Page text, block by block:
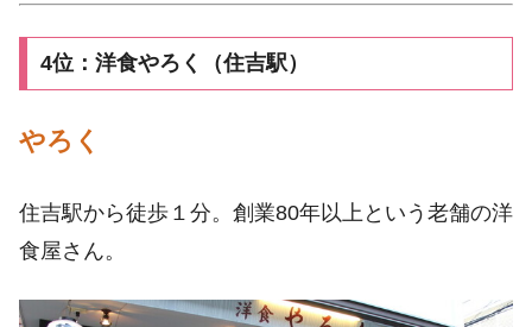
4位：洋食やろく（住吉駅）
やろく
住吉駅から徒歩１分。創業80年以上という老舗の洋
食屋さん。